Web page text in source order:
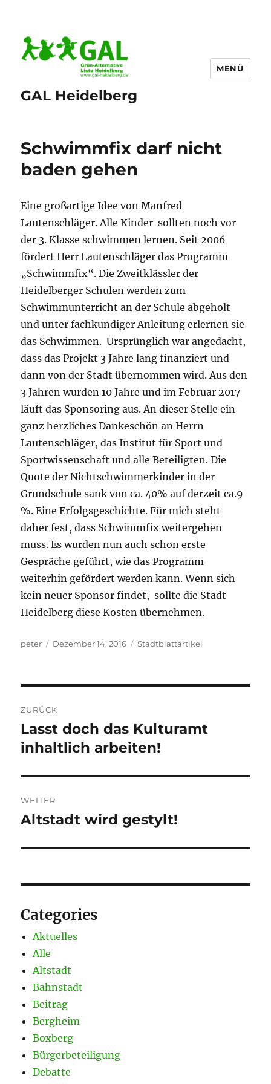
GAL Heidelberg
MENÜ
Schwimmfix darf nicht
baden gehen
Eine großartige Idee von Manfred
Lautenschläger. Alle Kinder sollten noch vor
der 3. Klasse schwimmen lernen. Seit 2006
fördert Herr Lautenschläger das Programm
„Schwimmfix“. Die Zweitklässler der
Heidelberger Schulen werden zum
Schwimmunterricht an der Schule abgeholt
und unter fachkundiger Anleitung erlernen sie
das Schwimmen. Ursprünglich war angedacht,
dass das Projekt 3 Jahre lang finanziert und
dann von der Stadt übernommen wird. Aus den
3 Jahren wurden 10 Jahre und im Februar 2017
läuft das Sponsoring aus. An dieser Stelle ein
ganz herzliches Dankeschön an Herrn
Lautenschläger, das Institut für Sport und
Sportwissenschaft und alle Beteiligten. Die
Quote der Nichtschwimmerkinder in der
Grundschule sank von ca. 40% auf derzeit ca.9
%. Eine Erfolgsgeschichte. Für mich steht
daher fest, dass Schwimmfix weitergehen
muss. Es wurden nun auch schon erste
Gespräche geführt, wie das Programm
weiterhin gefördert werden kann. Wenn sich
kein neuer Sponsor findet, sollte die Stadt
Heidelberg diese Kosten übernehmen.
Autor
peter
Veröffentlicht
Dezember 14, 2016 Kategorien
Stadtblattartikel
ZURÜCK
Vorheriger
Beitrag:
Lasst doch das Kulturamt
inhaltlich arbeiten!
WEITER
Nächster
Altstadt wird gestylt!
Categories
Aktuelles
Alle
Altstadt
Bahnstadt
Beitrag
Bergheim
Boxberg
Bürgerbeteiligung
Debatte